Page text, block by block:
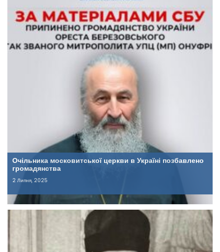
Очільника московитської церкви в Україні позбавлено
громадянства
2 Липня, 2025